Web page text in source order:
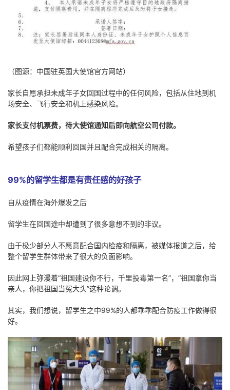
（图源：中国驻英国大使馆官方网站）
家长自愿承担未成年子女回国过程中的任何风险，包括从住地到机
场安全、飞行安全和机上感染风险。
家长支付机票费，待大使馆通知后即向航空公司付款。
希望孩子们都能顺利回国并且配合完成相关的隔离。
99%的留学生都是有责任感的好孩子
自从疫情在海外爆发之后
留学生在回国途中却遭到了很多意想不到的非议。
由于极少部分人不愿意配合国内检疫和隔离，被媒体报道之后，给
整个留学生群体带来了很大的负面影响。
因此网上弥漫着“祖国建设你不行，千里投毒第一名”，“祖国拿你当
亲人，你把祖国当冤大头”这种论调。
其实，我们想说，留学生之中99%的人都乖乖配合防疫工作做得很
好。